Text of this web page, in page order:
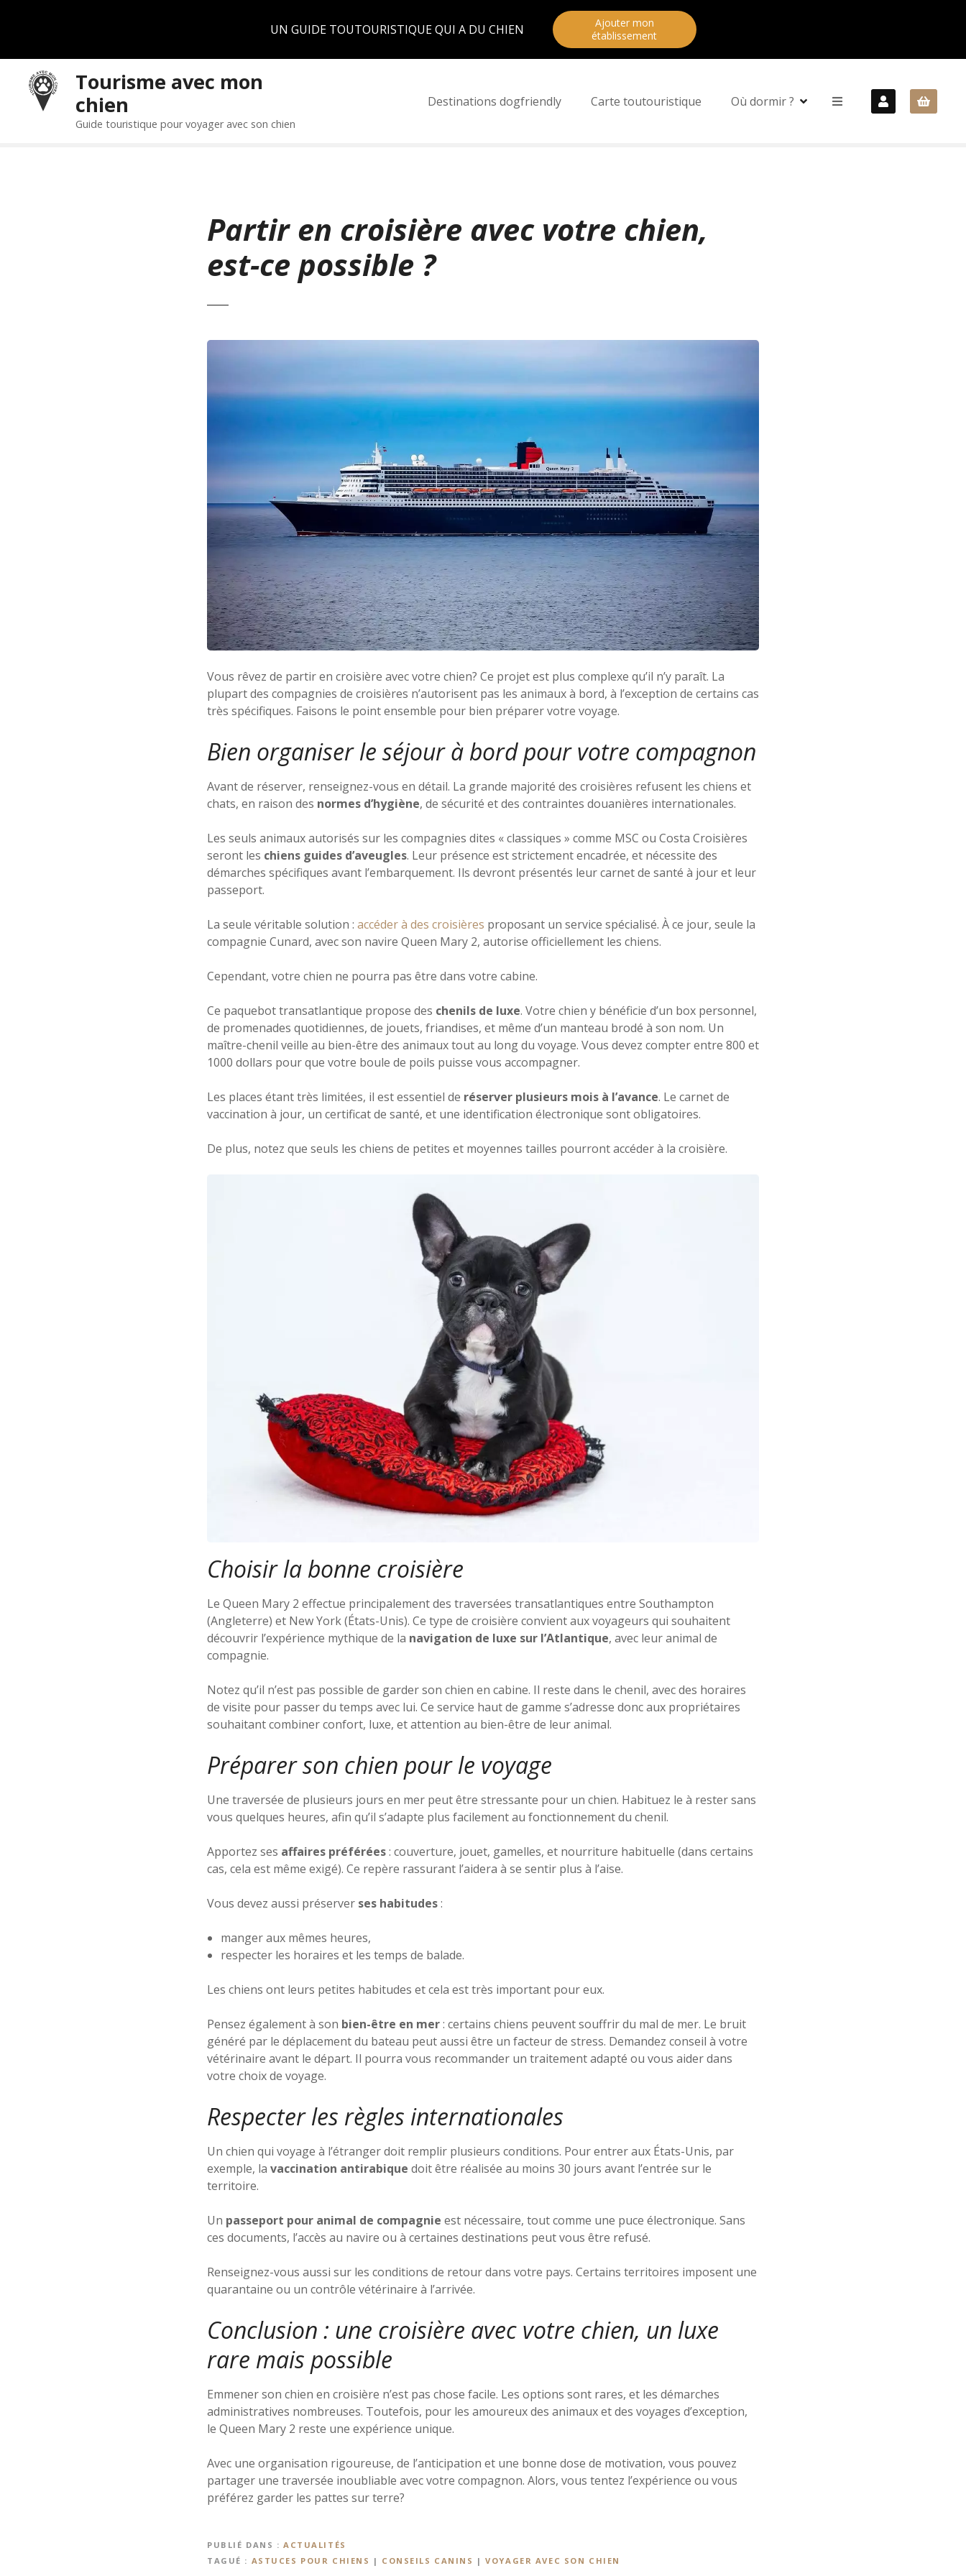
UN GUIDE TOUTOURISTIQUE QUI A DU CHIEN
Ajouter mon
établissement
Tourisme avec mon
chien
Guide touristique pour voyager avec son chien
Destinations dogfriendly Carte toutouristique Où dormir ?
Partir en croisière avec votre chien,
est-ce possible ?
Vous rêvez de partir en croisière avec votre chien? Ce projet est plus complexe qu’il n’y paraît. La
plupart des compagnies de croisières n’autorisent pas les animaux à bord, à l’exception de certains cas
très spécifiques. Faisons le point ensemble pour bien préparer votre voyage.
Bien organiser le séjour à bord pour votre compagnon
Avant de réserver, renseignez-vous en détail. La grande majorité des croisières refusent les chiens et
chats, en raison des normes d’hygiène, de sécurité et des contraintes douanières internationales.
Les seuls animaux autorisés sur les compagnies dites « classiques » comme MSC ou Costa Croisières
seront les chiens guides d’aveugles. Leur présence est strictement encadrée, et nécessite des
démarches spécifiques avant l’embarquement. Ils devront présentés leur carnet de santé à jour et leur
passeport.
La seule véritable solution : accéder à des croisières proposant un service spécialisé. À ce jour, seule la
compagnie Cunard, avec son navire Queen Mary 2, autorise officiellement les chiens.
Cependant, votre chien ne pourra pas être dans votre cabine.
Ce paquebot transatlantique propose des chenils de luxe. Votre chien y bénéficie d’un box personnel,
de promenades quotidiennes, de jouets, friandises, et même d’un manteau brodé à son nom. Un
maître-chenil veille au bien-être des animaux tout au long du voyage. Vous devez compter entre 800 et
1000 dollars pour que votre boule de poils puisse vous accompagner.
Les places étant très limitées, il est essentiel de réserver plusieurs mois à l’avance. Le carnet de
vaccination à jour, un certificat de santé, et une identification électronique sont obligatoires.
De plus, notez que seuls les chiens de petites et moyennes tailles pourront accéder à la croisière.
Choisir la bonne croisière
Le Queen Mary 2 effectue principalement des traversées transatlantiques entre Southampton
(Angleterre) et New York (États-Unis). Ce type de croisière convient aux voyageurs qui souhaitent
découvrir l’expérience mythique de la navigation de luxe sur l’Atlantique, avec leur animal de
compagnie.
Notez qu’il n’est pas possible de garder son chien en cabine. Il reste dans le chenil, avec des horaires
de visite pour passer du temps avec lui. Ce service haut de gamme s’adresse donc aux propriétaires
souhaitant combiner confort, luxe, et attention au bien-être de leur animal.
Préparer son chien pour le voyage
Une traversée de plusieurs jours en mer peut être stressante pour un chien. Habituez le à rester sans
vous quelques heures, afin qu’il s’adapte plus facilement au fonctionnement du chenil.
Apportez ses affaires préférées: couverture, jouet, gamelles, et nourriture habituelle (dans certains
cas, cela est même exigé). Ce repère rassurant l’aidera à se sentir plus à l’aise.
Vous devez aussi préserver ses habitudes:
manger aux mêmes heures,
respecter les horaires et les temps de balade.
Les chiens ont leurs petites habitudes et cela est très important pour eux.
Pensez également à son bien-être en mer: certains chiens peuvent souffrir du mal de mer. Le bruit
généré par le déplacement du bateau peut aussi être un facteur de stress. Demandez conseil à votre
vétérinaire avant le départ. Il pourra vous recommander un traitement adapté ou vous aider dans
votre choix de voyage.
Respecter les règles internationales
Un chien qui voyage à l’étranger doit remplir plusieurs conditions. Pour entrer aux États-Unis, par
exemple, la vaccination antirabique doit être réalisée au moins 30 jours avant l’entrée sur le
territoire.
Un passeport pour animal de compagnie est nécessaire, tout comme une puce électronique. Sans
ces documents, l’accès au navire ou à certaines destinations peut vous être refusé.
Renseignez-vous aussi sur les conditions de retour dans votre pays. Certains territoires imposent une
quarantaine ou un contrôle vétérinaire à l’arrivée.
Conclusion : une croisière avec votre chien, un luxe
rare mais possible
Emmener son chien en croisière n’est pas chose facile. Les options sont rares, et les démarches
administratives nombreuses. Toutefois, pour les amoureux des animaux et des voyages d’exception,
le Queen Mary 2 reste une expérience unique.
Avec une organisation rigoureuse, de l’anticipation et une bonne dose de motivation, vous pouvez
partager une traversée inoubliable avec votre compagnon. Alors, vous tentez l’expérience ou vous
préférez garder les pattes sur terre?
PUBLIÉ DANS
ACTUALITÉS
TAGUÉ
ASTUCES POUR CHIENS | CONSEILS CANINS |VOYAGER AVEC SON CHIEN